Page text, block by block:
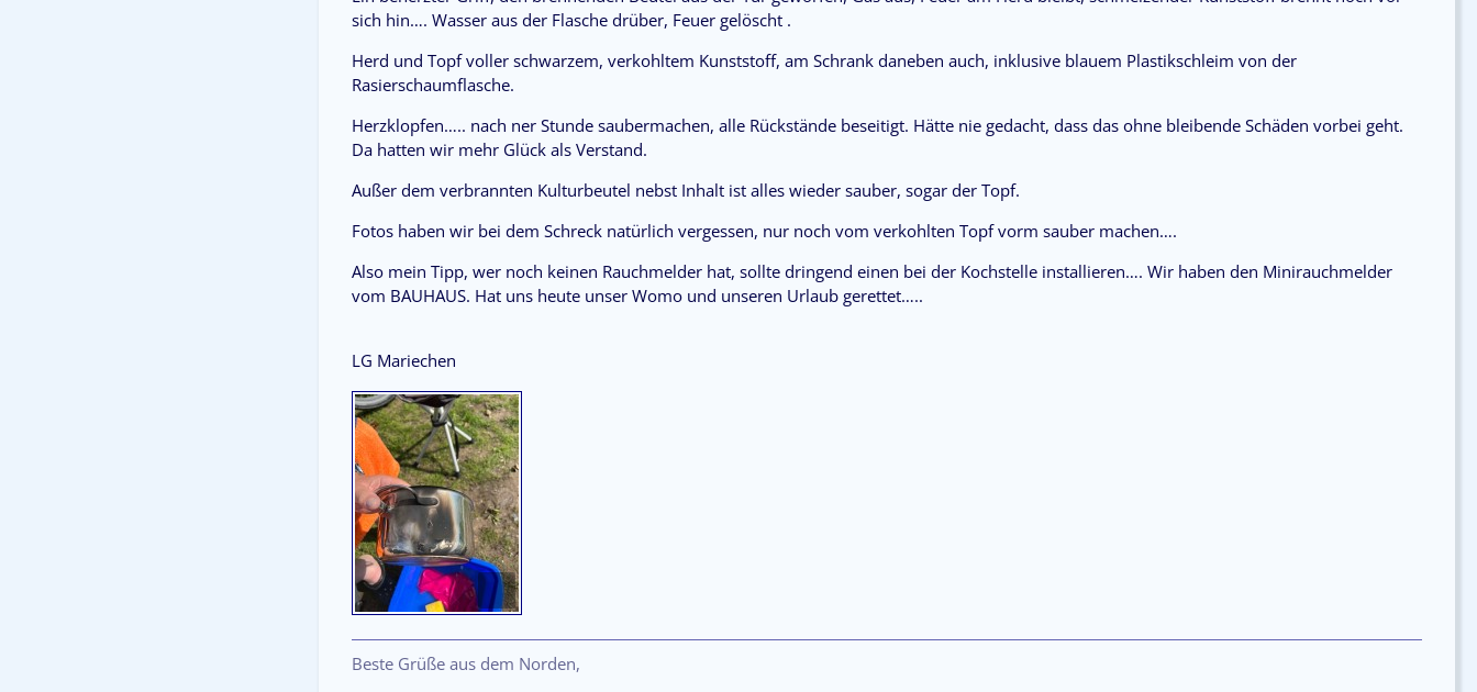
sich hin…. Wasser aus der Flasche drüber, Feuer gelöscht .
Herd und Topf voller schwarzem, verkohltem Kunststoff, am Schrank daneben auch, inklusive blauem Plastikschleim von der
Rasierschaumflasche.
Herzklopfen….. nach ner Stunde saubermachen, alle Rückstände beseitigt. Hätte nie gedacht, dass das ohne bleibende Schäden vorbei geht.
Da hatten wir mehr Glück als Verstand.
Außer dem verbrannten Kulturbeutel nebst Inhalt ist alles wieder sauber, sogar der Topf.
Fotos haben wir bei dem Schreck natürlich vergessen, nur noch vom verkohlten Topf vorm sauber machen….
Also mein Tipp, wer noch keinen Rauchmelder hat, sollte dringend einen bei der Kochstelle installieren…. Wir haben den Minirauchmelder
vom BAUHAUS. Hat uns heute unser Womo und unseren Urlaub gerettet…..
LG Mariechen
Beste Grüße aus dem Norden,